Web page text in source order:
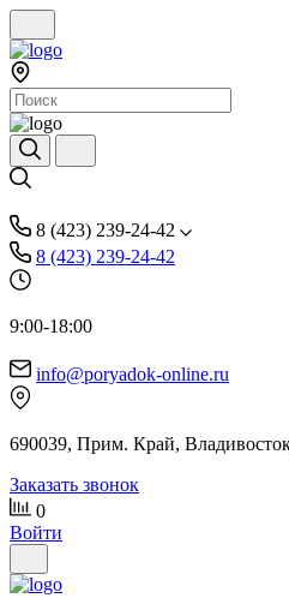
8 (423) 239-24-42
8 (423) 239-24-42
9:00-18:00
info@poryadok-online.ru
690039, Прим. Край,
Заказать звонок
0
Войти